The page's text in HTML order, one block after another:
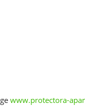
www.protectora-